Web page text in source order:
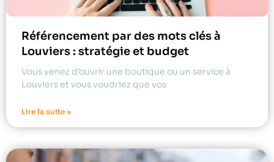
Référencement par des mots clés à
Louviers : stratégie et budget
Vous venez d’ouvrir une boutique ou un service à
Louviers et vous voudriez que vos
Lire la suite »